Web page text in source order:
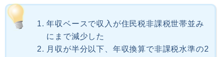
年収ベースで収入が住民税非課税世帯並み
にまで減少した
月収が半分以下、年収換算で非課税水準の2